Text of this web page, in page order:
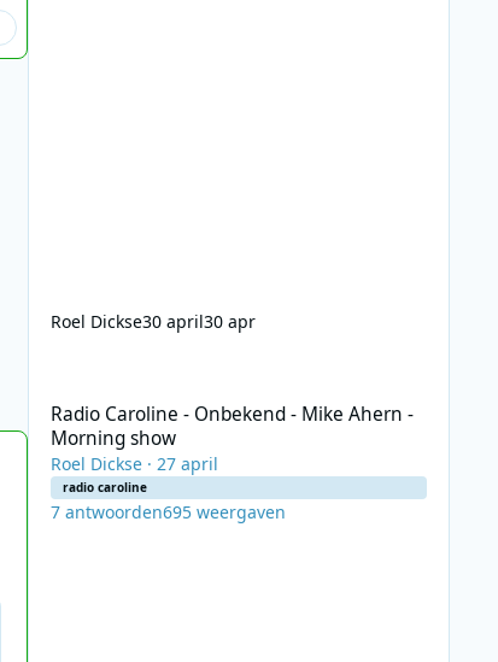
Roel Dickse30 april30 apr
Radio Caroline - Onbekend - Mike Ahern -
Morning show
Roel Dickse· 27 april
radio caroline
7 antwoorden695 weergaven